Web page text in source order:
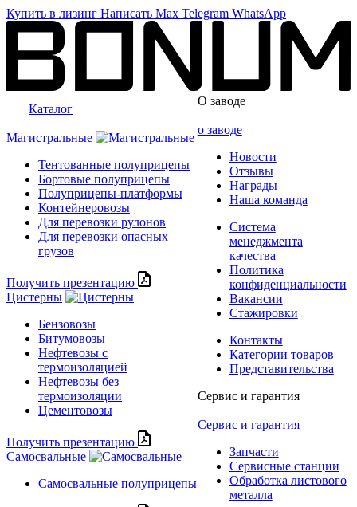
Купить в лизинг Написать Max Telegram WhatsApp
Каталог
Магистральные
Тентованные полуприцепы
Бортовые полуприцепы
Полуприцепы-платформы
Контейнеровозы
Для перевозки рулонов
Для перевозки опасных
грузов
Получить презентацию
Цистерны
Бензовозы
Битумовозы
Нефтевозы с
термоизоляцией
Нефтевозы без
термоизоляции
Цементовозы
Получить презентацию
Самосвальные
Самосвальные полуприцепы
О заводе
о заводе
Новости
Отзывы
Награды
Наша команда
Система
менеджмента
качества
Политика
конфиденциальности
Вакансии
Стажировки
Контакты
Категории товаров
Представительства
Сервис и гарантия
Сервис и гарантия
Запчасти
Сервисные станции
Обработка листового
металла